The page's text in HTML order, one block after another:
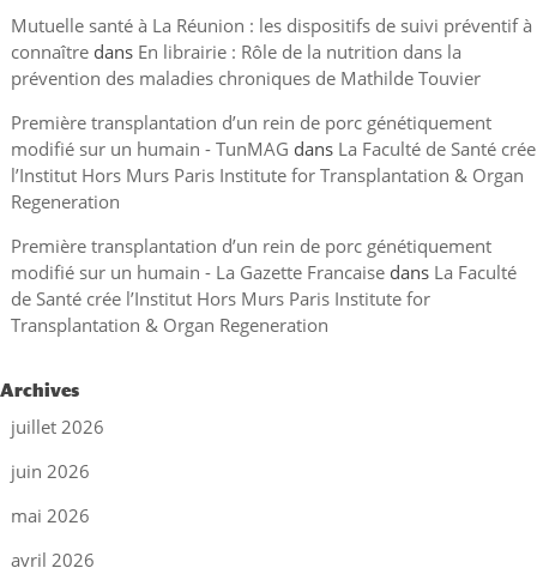
Mutuelle santé à La Réunion : les dispositifs de suivi préventif à
connaîtredans En librairie : Rôle de la nutrition dans la
prévention des maladies chroniques de Mathilde Touvier
Première transplantation d’un rein de porc génétiquement
modifié sur un humain - TunMAG dans La Faculté de Santé crée
l’Institut Hors Murs Paris Institute for Transplantation & Organ
Regeneration
Première transplantation d’un rein de porc génétiquement
modifié sur un humain - La Gazette Francaisedans La Faculté
de Santé crée l’Institut Hors Murs Paris Institute for
Transplantation & Organ Regeneration
Archives
juillet 2026
juin 2026
mai 2026
avril 2026